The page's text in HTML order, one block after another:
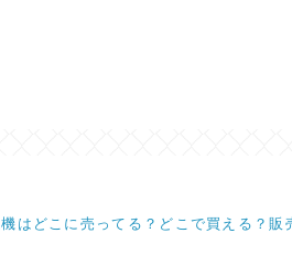
はどこに売ってる？どこで買える？販